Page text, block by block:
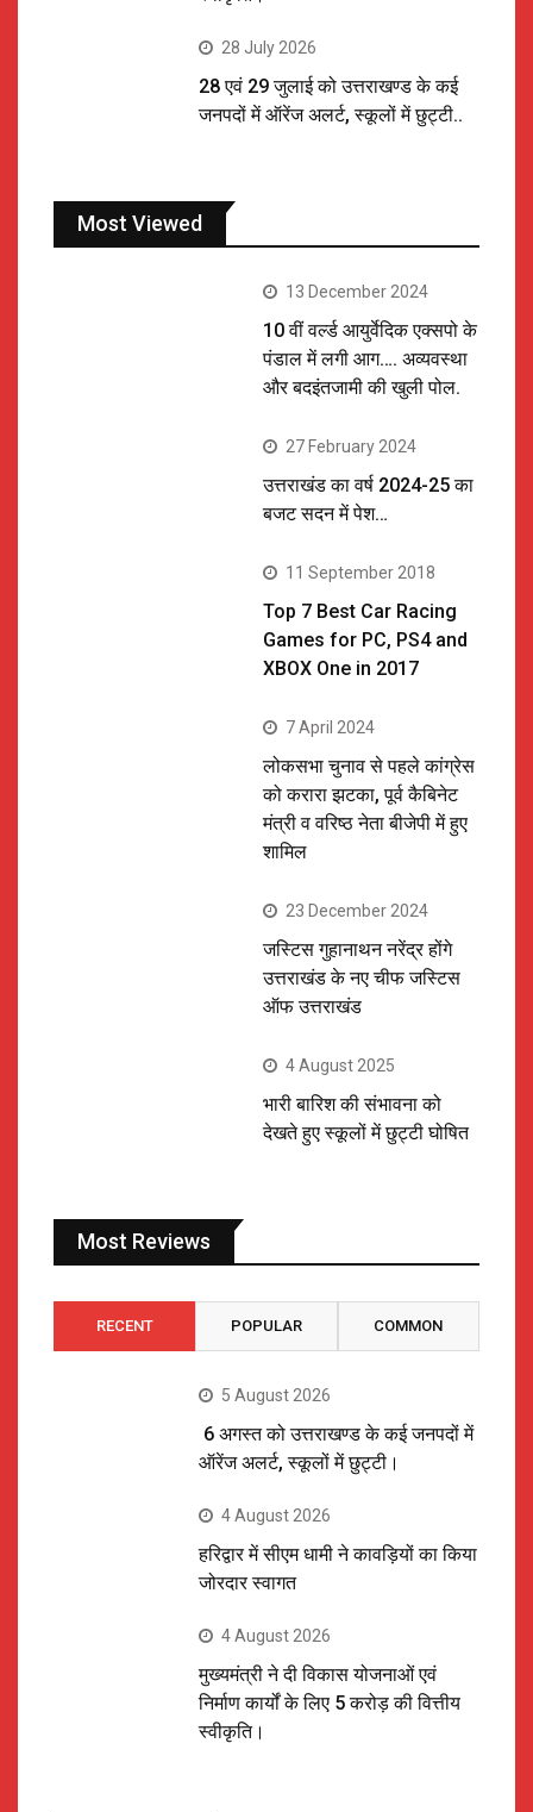
28 July 2026
28 एवं 29 जुलाई को उत्तराखण्ड के कई
जनपदों में ऑरेंज अलर्ट, स्कूलों में छुट्टी..
Most Viewed
13 December 2024
10 वीं वर्ल्ड आयुर्वेदिक एक्सपो के
पंडाल में लगी आग…. अव्यवस्था
और बदइंतजामी की खुली पोल.
27 February 2024
उत्तराखंड का वर्ष 2024-25 का
बजट सदन में पेश…
11 September 2018
Top 7 Best Car Racing
Games for PC, PS4 and
XBOX One in 2017
7 April 2024
लोकसभा चुनाव से पहले कांग्रेस
को करारा झटका, पूर्व कैबिनेट
मंत्री व वरिष्ठ नेता बीजेपी में हुए
शामिल
23 December 2024
जस्टिस गुहानाथन नरेंद्र होंगे
उत्तराखंड के नए चीफ जस्टिस
ऑफ उत्तराखंड
4 August 2025
भारी बारिश की संभावना को
देखते हुए स्कूलों में छुट्टी घोषित
Most Reviews
RECENT POPULAR COMMON
5 August 2026
6 अगस्त को उत्तराखण्ड के कई जनपदों में
ऑरेंज अलर्ट, स्कूलों में छुट्टी।
4 August 2026
हरिद्वार में सीएम धामी ने कावड़ियों का किया
जोरदार स्वागत
4 August 2026
मुख्यमंत्री ने दी विकास योजनाओं एवं
निर्माण कार्यों के लिए 5 करोड़ की वित्तीय
स्वीकृति।